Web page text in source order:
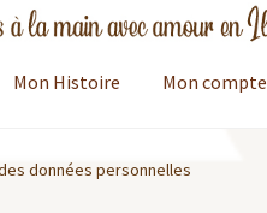
Mon Histoire Mon compte
données personnelles